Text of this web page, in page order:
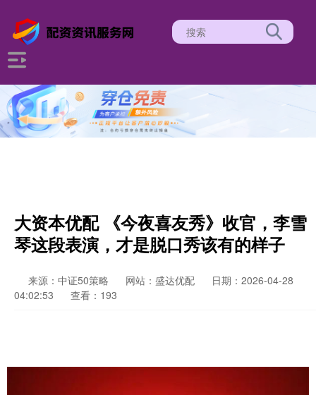
大资本优配 《今夜喜友秀》收官，李雪
琴这段表演，才是脱口秀该有的样子
来源：中证50策略 网站：盛达优配
日期：2026-04-28
04:02:53
查看：193